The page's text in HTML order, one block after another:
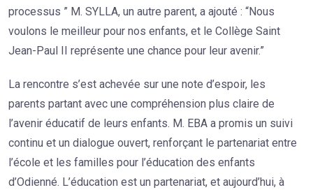
processus ” M. SYLLA, un autre parent, a ajouté : “Nous
voulons le meilleur pour nos enfants, et le Collège Saint
Jean-Paul II représente une chance pour leur avenir.”
La rencontre s’est achevée sur une note d’espoir, les
parents partant avec une compréhension plus claire de
l’avenir éducatif de leurs enfants. M. EBA a promis un suivi
continu et un dialogue ouvert, renforçant le partenariat entre
l’école et les familles pour l’éducation des enfants
d’Odienné. L’éducation est un partenariat, et aujourd’hui, à